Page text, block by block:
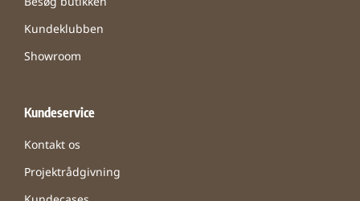
Besøg butikken
Kundeklubben
Showroom
Kundeservice
Kontakt os
Projektrådgivning